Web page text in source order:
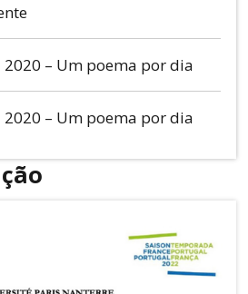
– Um poema por dia
– Um poema por dia